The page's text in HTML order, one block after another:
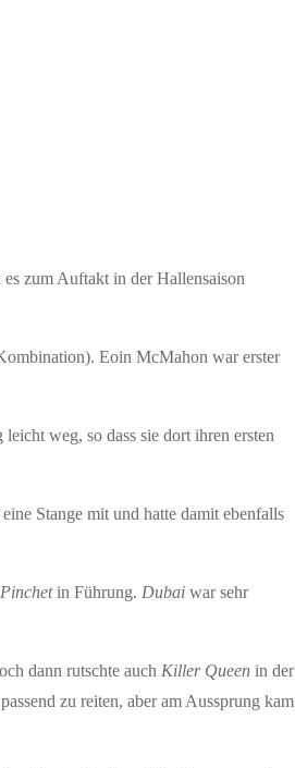
zum Auftakt in der Hallensaison
Eoin McMahon war erster
weg, so dass sie dort ihren ersten
Stange mit und hatte damit ebenfalls
in Führung. Dubai war sehr
dann rutschte auch Killer Queen in der
zu reiten, aber am Aussprung kam